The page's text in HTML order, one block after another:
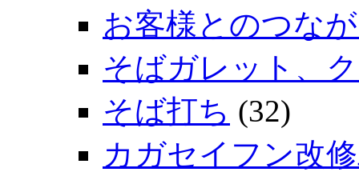
お客様とのつな
そばガレット、
そば打ち (32)
カガセイフン改